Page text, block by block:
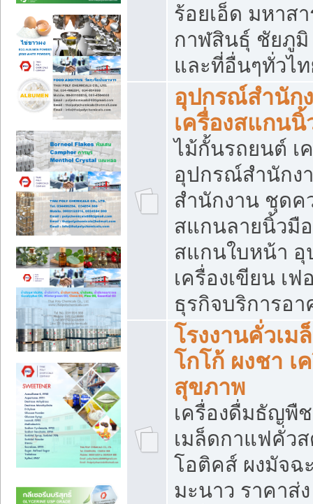
ร้อยเอ็ด มหาส
กาฬสินธุ์ ชัยภู
และที่อื่นๆทั่วไ
อุปกรณ์สำนัก
เครื่องสแกนนิ้
ไม้กั้นรถยนต์ เ
อุปกรณ์สำนักง
สำนักงาน ชุดค
สแกนลายนิ้วมื
สแกนใบหน้า
เครื่องเขียน เ
ธุรกิจบริการอ
โรงงานคั่วเม
โกโก้ ผงชา เ
สุขภาพ
เครื่องดื่มธัญพื
เมล็ดกาแฟคั่ว
โอติคส์ ผงมัจฉ
มะนาว ราคาส่